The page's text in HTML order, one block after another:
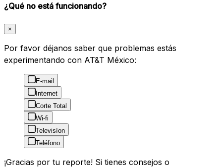
¿Qué no está funcionando?
×
Por favor déjanos saber que problemas estás
experimentando con AT&T México:
E-mail
Internet
Corte Total
Wi-fi
Televisíon
Teléfono
¡Gracias por tu reporte! Si tienes consejos o